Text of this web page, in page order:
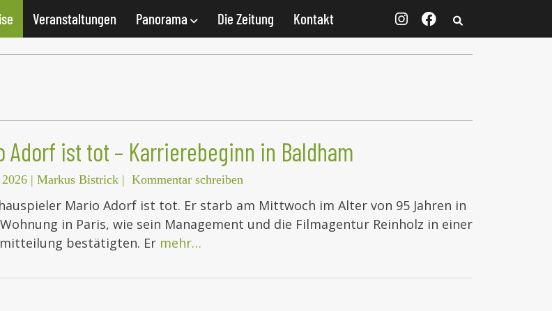
Veranstaltungen Panorama Die Zeitung Kontakt
Adorf ist tot – Karrierebeginn in Baldham
| Markus Bistrick | Kommentar schreiben
Mario Adorf ist tot. Er starb am Mittwoch im Alter von 95 Jahren in
in Paris, wie sein Management und die Filmagentur Reinholz in einer
bestätigten. Er mehr…